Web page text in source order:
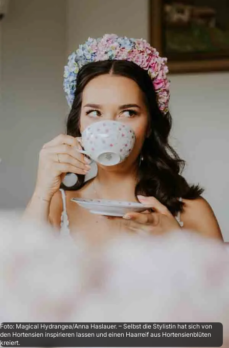
Foto: Magical Hydrangea/Anna Haslauer. – Selbst die Stylistin hat sich von
den Hortensien inspirieren lassen und einen Haarreif aus Hortensienblüten
kreiert.